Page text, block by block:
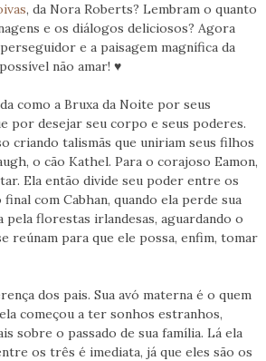
, da Nora Roberts? Lembram o quanto
e os diálogos deliciosos? Agora
e a paisagem magnífica da
não amar! ♥
como a Bruxa da Noite por seus
por desejar seu corpo e seus poderes.
criando talismãs que uniriam seus filhos
o cão Kathel. Para o corajoso Eamon,
Ela então divide seu poder entre os
com Cabhan, quando ela perde sua
pela florestas irlandesas, aguardando o
reúnam para que ele possa, enfim, tomar
dos pais. Sua avó materna é o quem
começou a ter sonhos estranhos,
sobre o passado de sua família. Lá ela
os três é imediata, já que eles são os